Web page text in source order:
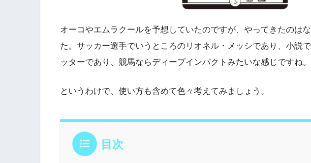
オーコやエムラクールを予想していたのですが、やってきたのは
た。サッカー選手でいうところのリオネル・メッシであり、小説
ッターであり、競馬ならディープインパクトみたいな感じですね。
というわけで、使い方も含めて色々考えてみましょう。
目次